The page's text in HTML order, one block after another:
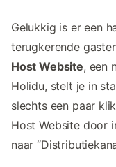
Gelukkig is er een
terugkerende
Host Website, een
Holidu, stelt je in
slechts een paar
Host Website door
naar